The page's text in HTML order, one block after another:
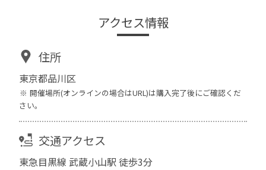
アクセス情報
住所
東京都品川区
開催場所(オンラインの場合はURL)は購入完了後にご確認くだ
さい。
交通アクセス
東急目黒線 武蔵小山駅 徒歩3分